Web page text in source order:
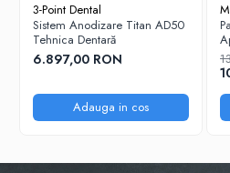
3-Point Dental
Sistem Anodizare Titan AD50
Tehnica Dentară
6.897,00 RON
Adauga in cos